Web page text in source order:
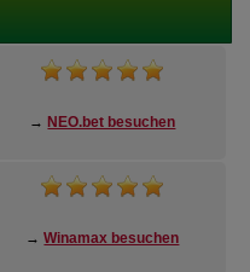
→ NEO.bet besuchen
→Winamax besuchen